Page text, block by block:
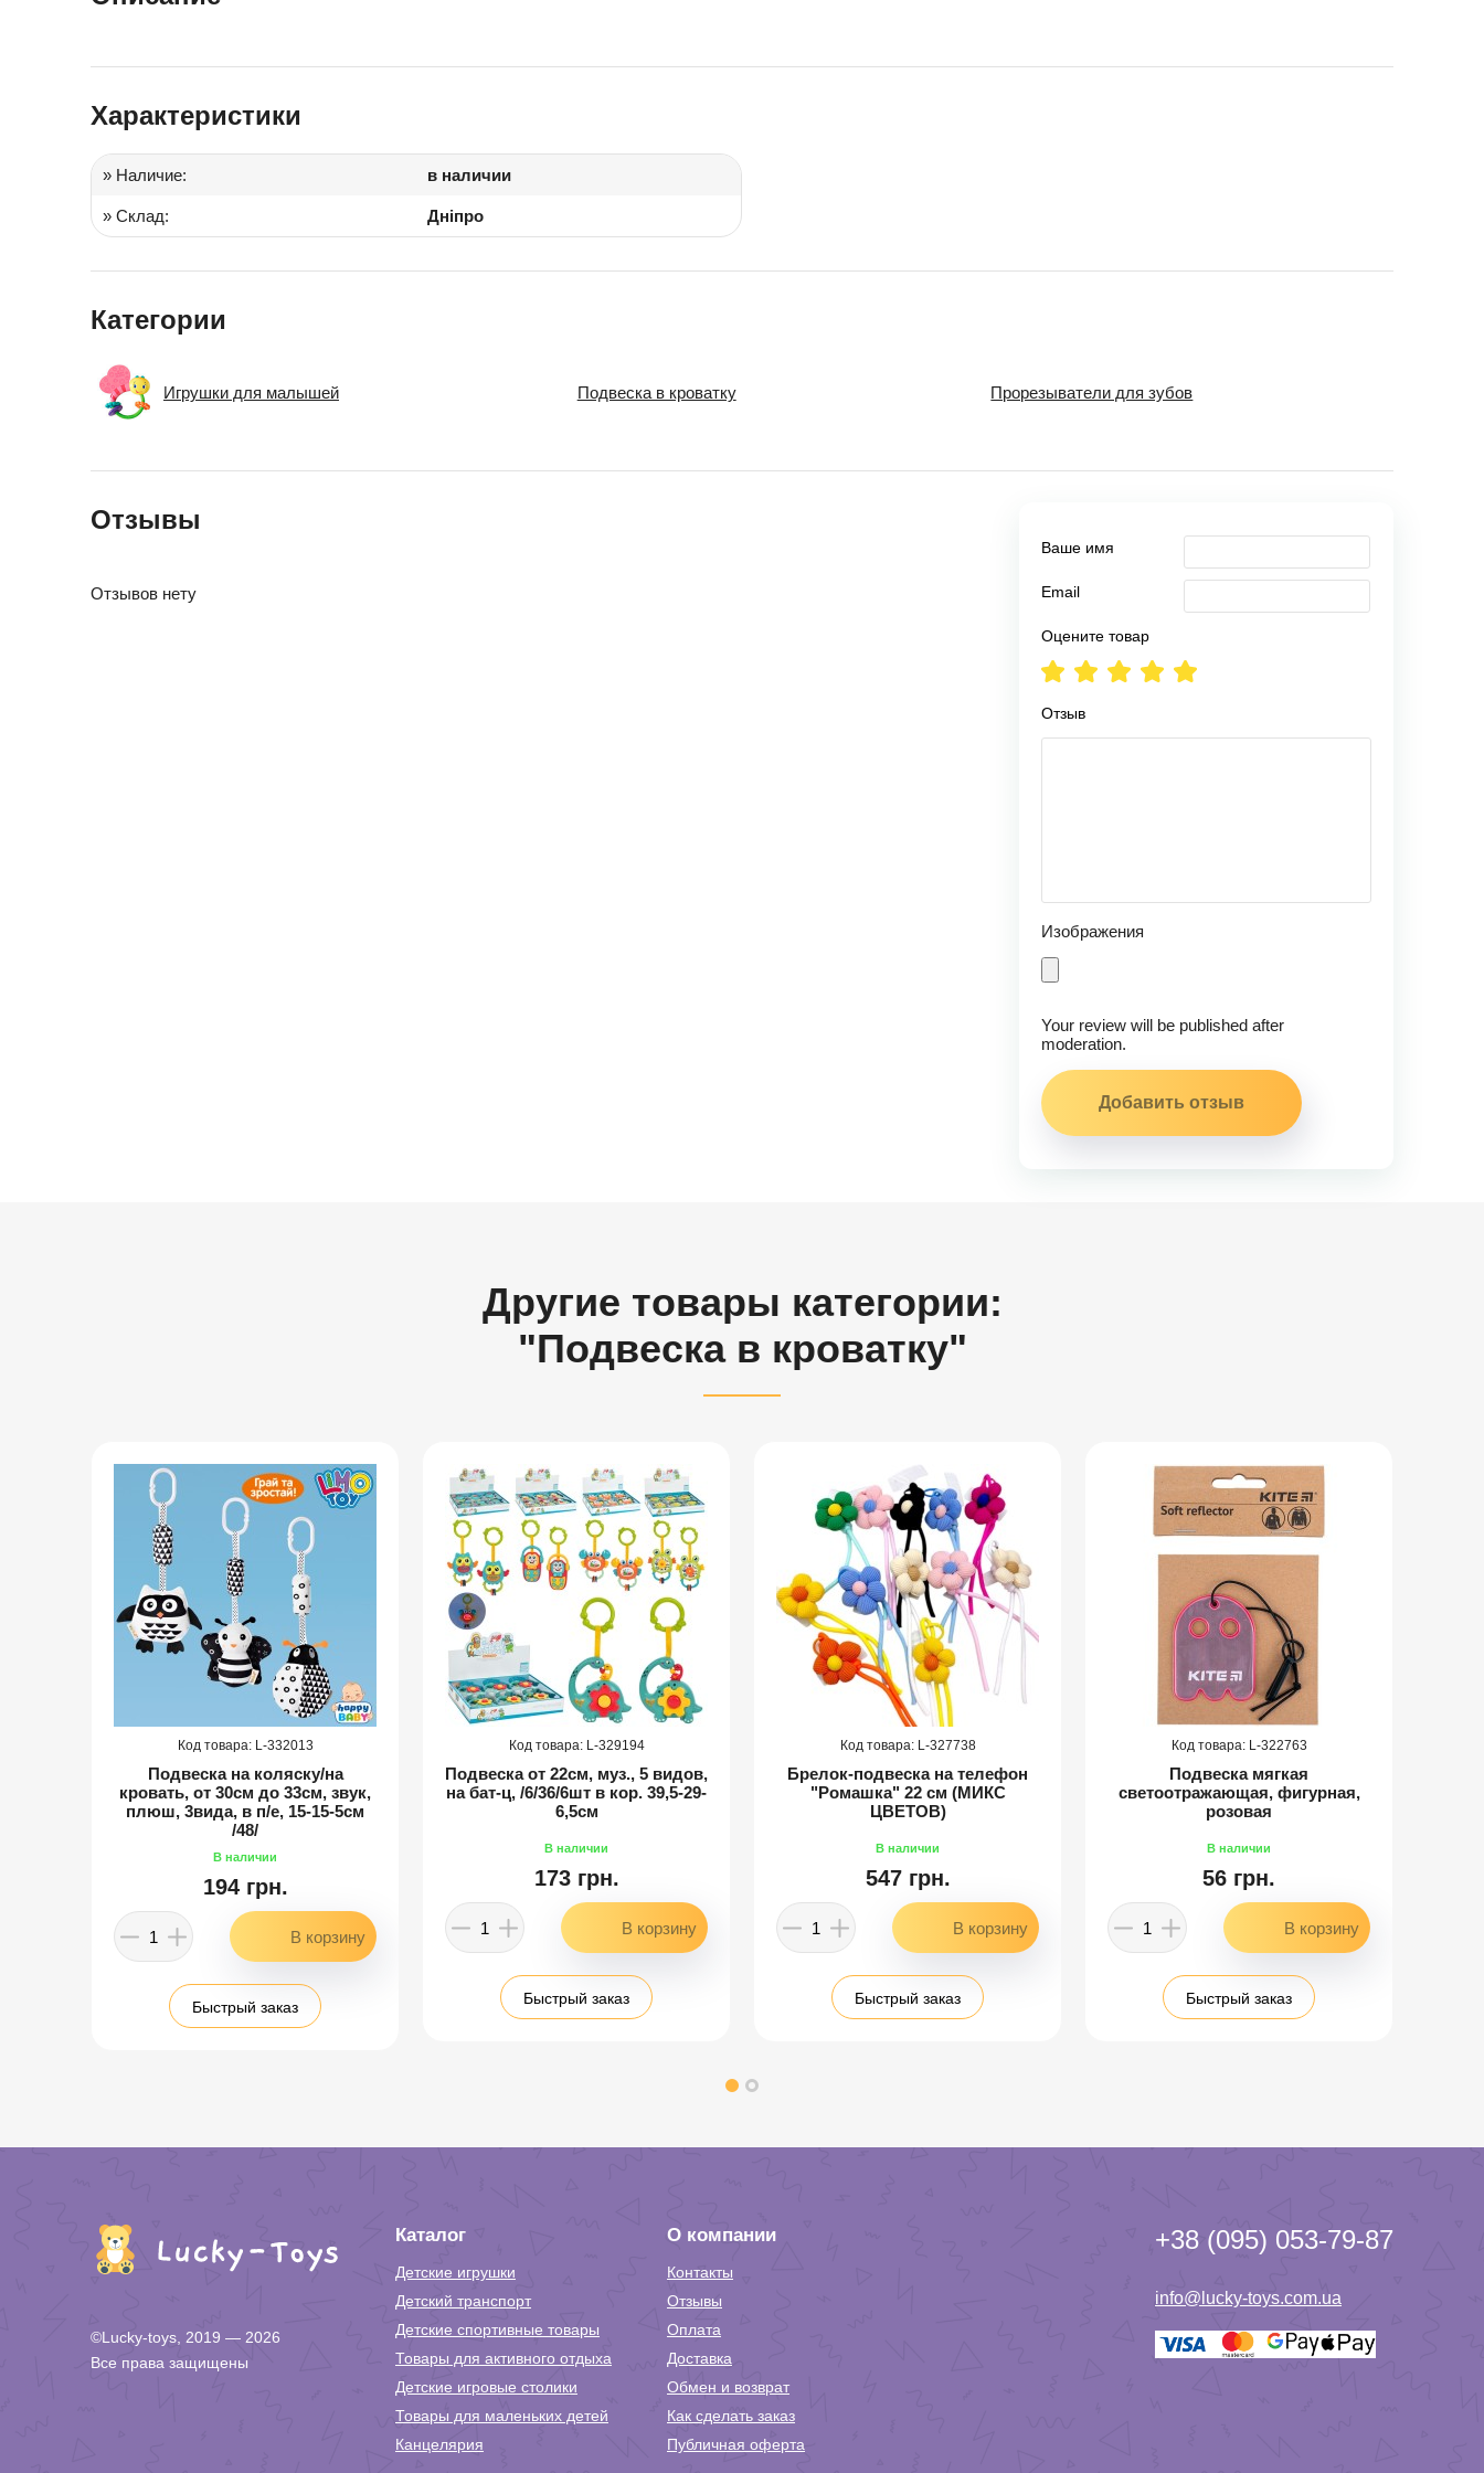
Характеристики
» Наличие: в наличии
» Склад: Дніпро
Категории
Игрушки для малышей Подвеска в кроватку Прорезыватели для зубов
Отзывы
Отзывов нету
Ваше имя
Email
Оцените товар
Отзыв
Изображения
Your review will be published after
moderation.
Другие товары категории:
"Подвеска в кроватку"
332013
Подвеска на коляску/на
кровать, от 30см до 33см, звук,
плюш, 3вида, в п/е, 15-15-5см
/48/
194 грн.
Быстрый заказ
329194
Подвеска от 22см, муз., 5 видов,
на бат-ц, /6/36/6шт в кор. 39,5-29-
6,5см
173 грн.
Быстрый заказ
327738
Брелок-подвеска на телефон
"Ромашка" 22 см (МИКС
ЦВЕТОВ)
547 грн.
Быстрый заказ
322763
Подвеска мягкая
светоотражающая, фигурная,
розовая
56 грн.
Быстрый заказ
©Lucky-toys, 2019 — 2026
Все права защищены
Каталог
Детские игрушки
Детский транспорт
Детские спортивные товары
Товары для активного отдыха
Детские игровые столики
Товары для маленьких детей
Канцелярия
О компании
Контакты
Отзывы
Оплата
Доставка
Обмен и возврат
Как сделать заказ
Публичная оферта
+38 (095) 053-79-87
info@lucky-toys.com.ua